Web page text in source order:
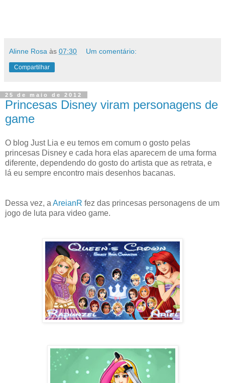
Alinne Rosa às 07:30 Um comentário:
Compartilhar
25 de maio de 2012
Princesas Disney viram personagens de
game
O blog Just Lia e eu temos em comum o gosto pelas
princesas Disney e cada hora elas aparecem de uma forma
diferente, dependendo do gosto do artista que as retrata, e
lá eu sempre encontro mais desenhos bacanas.
Dessa vez, a AreianR fez das princesas personagens de um
jogo de luta para video game.